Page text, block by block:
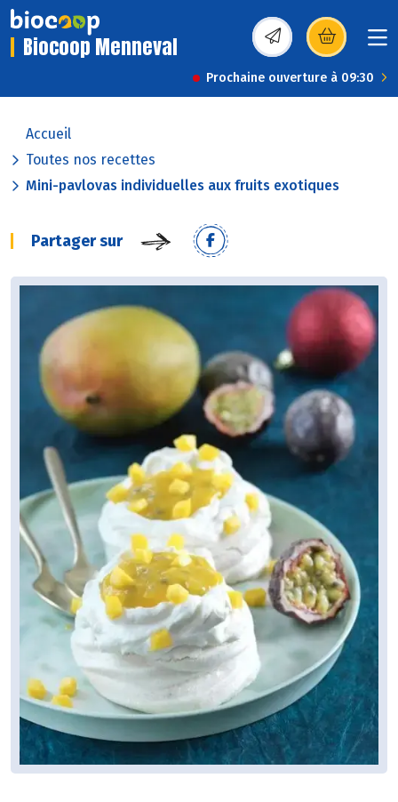
Biocoop Menneval (s’ouvre dans une
Prochaine ouverture à 09:30
Accueil
Toutes nos recettes
Mini-pavlovas individuelles aux fruits exotiques
Partager sur